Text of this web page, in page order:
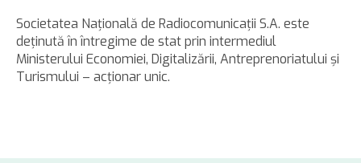
Societatea Naţională de Radiocomunicaţii S.A. este
deținută în întregime de stat prin intermediul
Ministerului Economiei, Digitalizării, Antreprenoriatului și
Turismului – acționar unic.